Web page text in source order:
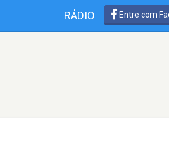
RÁDIO Entre com